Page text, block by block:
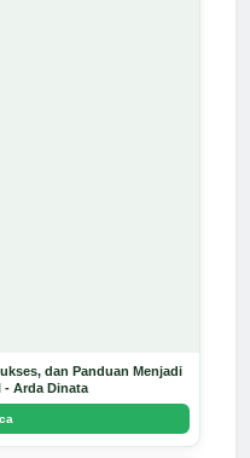
dan Panduan Menjadi
- Arda Dinata